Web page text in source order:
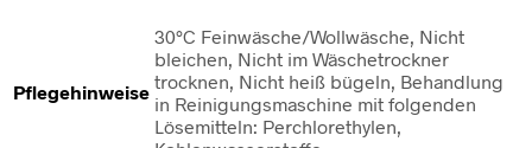
Pflegehinweise
30°C Feinwäsche/Wollwäsche, Nicht
bleichen, Nicht im Wäschetrockner
trocknen, Nicht heiß bügeln, Behandlung
in Reinigungsmaschine mit folgenden
Lösemitteln: Perchlorethylen,